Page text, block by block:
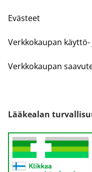
Evästeet
Verkkokaupan
Verkkokaupan
Lääkealan